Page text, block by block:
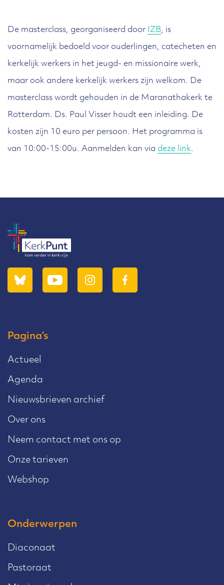
De masterclass, georganiseerd door IZB, is
voornamelijk bedoeld voor ouderlingen, catecheten en
kerkelijk werkers in het jeugd- en missionaire werk,
maar ook andere kerkelijk werkers zijn welkom. De
masterclass wordt gehouden in de Maranathakerk te
Rotterdam. Ds. Paul Visser houdt een inleiding. De
kosten zijn 10 euro per persoon. Het programma is
van 10:00-15:00u. Aanmelden kan via deze link.
Pagina’s
Actueel
Agenda
Nieuwsbrieven archief
Over ons
Neem contact met ons op
Onze tarieven
Webshop
Onderwerpen
Diaconaat
Pastoraat